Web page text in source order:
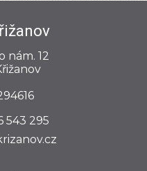
nám. 12
543 295